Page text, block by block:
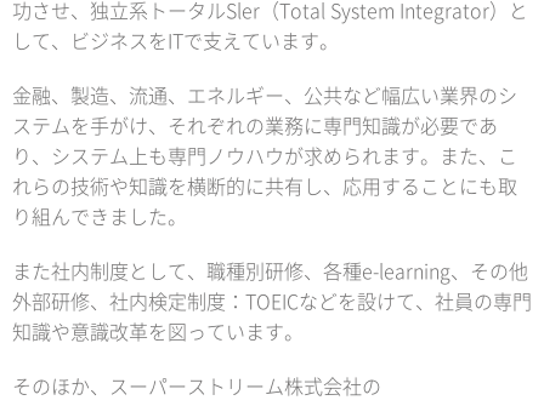
功させ、独立系トータルSler（Total System Integrator）と
して、ビジネスをITで支えています。
金融、製造、流通、エネルギー、公共など幅広い業界のシ
ステムを手がけ、それぞれの業務に専門知識が必要であ
り、システム上も専門ノウハウが求められます。また、こ
れらの技術や知識を横断的に共有し、応用することにも取
り組んできました。
また社内制度として、職種別研修、各種e-learning、その他
外部研修、社内検定制度：TOEICなどを設けて、社員の専門
知識や意識改革を図っています。
そのほか、スーパーストリーム株式会社の